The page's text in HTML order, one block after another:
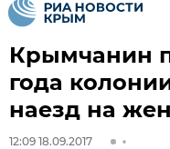
Крымчанин
года
наезд на
12:09 18.09.2017